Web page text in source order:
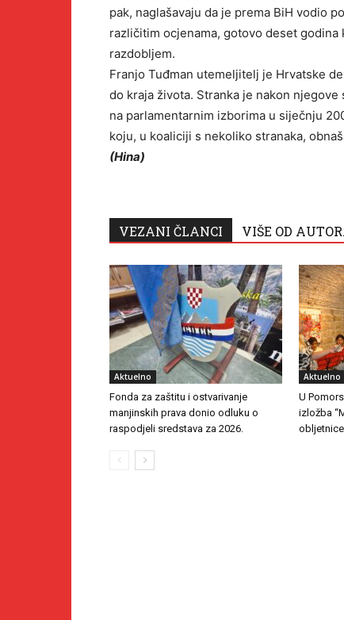
pak, naglašavaju da je prema BiH vodio
različitim ocjenama, gotovo deset
razdobljem.
Franjo Tuđman utemeljitelj je Hrvatske
do kraja života. Stranka je nakon
na parlamentarnim izborima u siječnju
koju, u koaliciji s nekoliko stranaka,
(Hina)
VEZANI ČLANCI VIŠE OD
Aktuelno
Fonda za zaštitu i ostvarivanje
manjinskih prava donio odluku o
raspodjeli sredstava za 2026.
Aktuelno
U
izložba